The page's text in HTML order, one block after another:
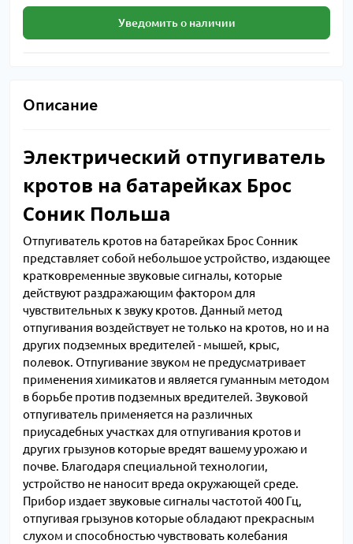
Уведомить о наличии
Описание
Электрический отпугиватель
кротов на батарейках Брос
Соник Польша
Отпугиватель кротов на батарейках Брос Сонник
представляет собой небольшое устройство, издающее
кратковременные звуковые сигналы, которые
действуют раздражающим фактором для
чувствительных к звуку кротов. Данный метод
отпугивания воздействует не только на кротов, но и на
других подземных вредителей - мышей, крыс,
полевок. Отпугивание звуком не предусматривает
применения химикатов и является гуманным методом
в борьбе против подземных вредителей. Звуковой
отпугиватель применяется на различных
приусадебных участках для отпугивания кротов и
других грызунов которые вредят вашему урожаю и
почве. Благодаря специальной технологии,
устройство не наносит вреда окружающей среде.
Прибор издает звуковые сигналы частотой 400 Гц,
отпугивая грызунов которые обладают прекрасным
слухом и способностью чувствовать колебания